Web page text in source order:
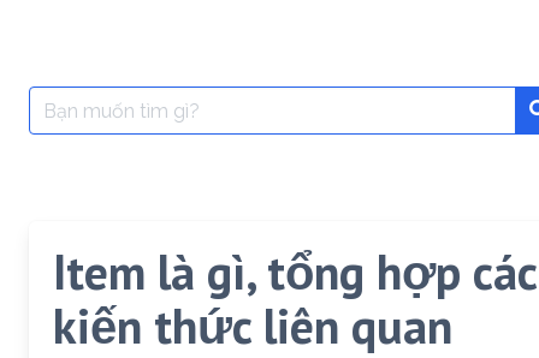
Search
for:
Item là gì, tổng hợp các
kiến thức liên quan